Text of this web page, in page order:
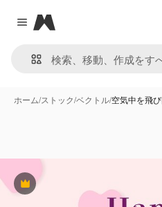
Close menu
Magnific
ホーム/ストック/ベクトル/空気中を飛
Premium